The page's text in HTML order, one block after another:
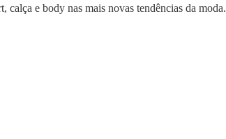
e body nas mais novas tendências da moda.